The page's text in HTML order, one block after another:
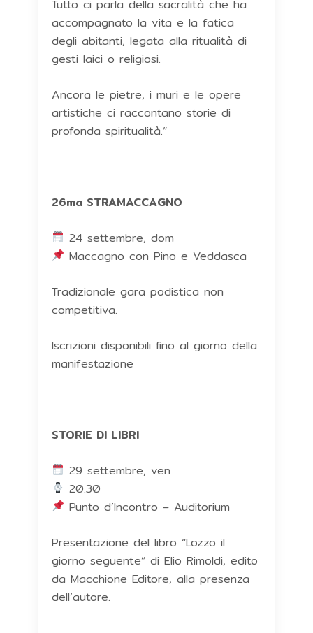
Tutto ci parla della sacralità che ha
accompagnato la vita e la fatica
degli abitanti, legata alla ritualità di
gesti laici o religiosi.
Ancora le pietre, i muri e le opere
artistiche ci raccontano storie di
profonda spiritualità.”
26ma STRAMACCAGNO
24 settembre, dom
Maccagno con Pino e Veddasca
Tradizionale gara podistica non
competitiva.
Iscrizioni disponibili fino al giorno della
manifestazione
STORIE DI LIBRI
29 settembre, ven
20.30
Punto d’Incontro – Auditorium
Presentazione del libro “Lozzo il
giorno seguente” di Elio Rimoldi, edito
da Macchione Editore, alla presenza
dell’autore.